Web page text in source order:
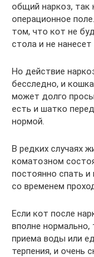
общий наркоз, так
операционное
том, что кот не
стола и не
Но действие
бесследно, и
может долго
есть и шатко
нормой.
В редких случаях
коматозном
постоянно спать и
со временем
Если кот после
вполне нормально,
приема воды или
терпения, и очень